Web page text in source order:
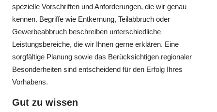
spezielle Vorschriften und Anforderungen, die wir genau
kennen. Begriffe wie Entkernung, Teilabbruch oder
Gewerbeabbruch beschreiben unterschiedliche
Leistungsbereiche, die wir Ihnen gerne erklären. Eine
sorgfältige Planung sowie das Berücksichtigen regionaler
Besonderheiten sind entscheidend für den Erfolg Ihres
Vorhabens.
Gut zu wissen